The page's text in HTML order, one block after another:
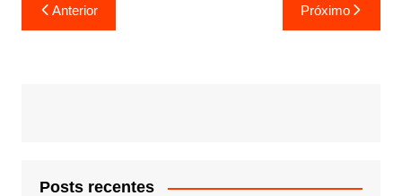
de
Anterior Próximo
Posts recentes